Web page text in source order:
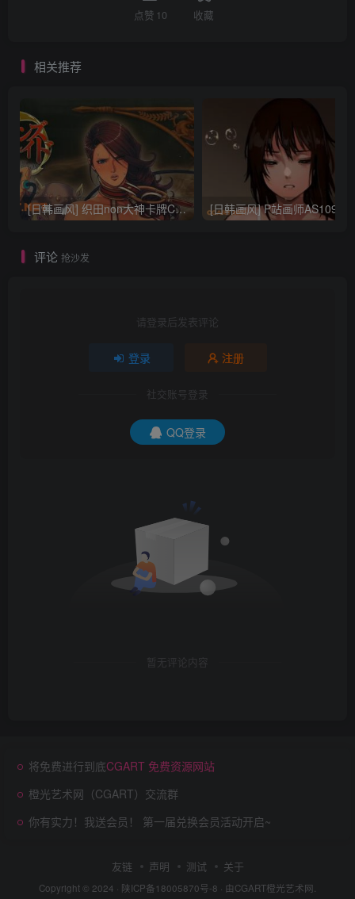
点赞 10 收藏
相关推荐
[日韩画风] 织田non大神卡牌CG插画设计画集256P 161M_CG原画资源
评论 抢沙发
请登录后发表评论
登录 注册
社交账号登录
QQ登录
暂无评论内容
将免费进行到底CGART 免费资源网站
橙光艺术网（CGART）交流群
你有实力！我送会员！ 第一届兑换会员活动开启~
友链 声明 测试 关于
Copyright © 2024 · 陕ICP备18005870号-8 · 由CGART橙光艺术网.